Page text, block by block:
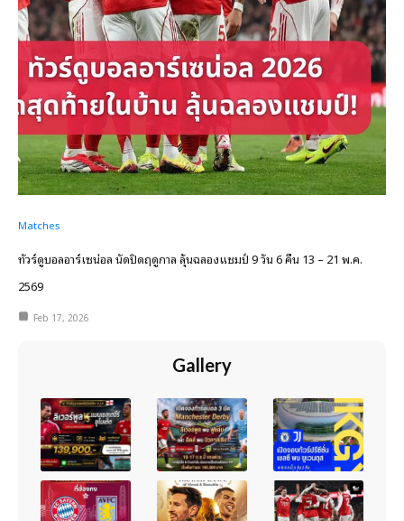
Matches
ทัวร์ดูบอลอาร์เซน่อล นัดปิดฤดูกาล ลุ้นฉลองแชมป์ 9 วัน 6 คืน 13 – 21 พ.ค.
2569
Feb 17, 2026
Gallery